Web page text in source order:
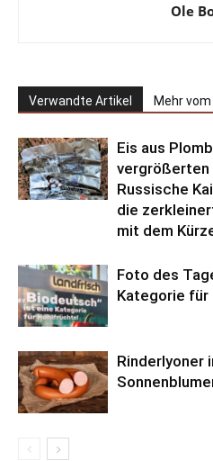
Ole
Verwandte Artikel Mehr
Eis aus
vergrößerten
Russische
die
mit dem
Foto des
Kategorie für
Rinderlyoner